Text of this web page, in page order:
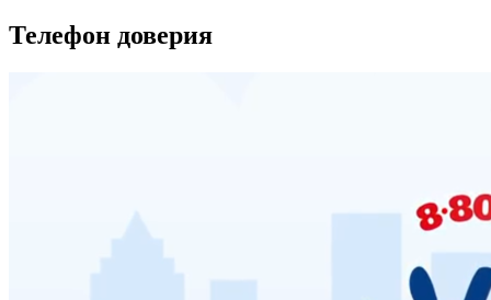
Телефон доверия